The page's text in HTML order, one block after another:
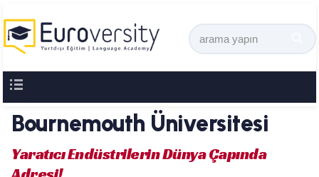
Bournemouth Üniversitesi
Yaratıcı Endüstrilerin Dünya Çapında